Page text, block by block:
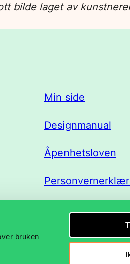
bruken
bilde laget av
Min side
Designmanual
Åpenhetsloven